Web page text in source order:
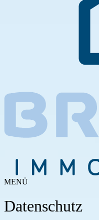
MENÜ
Datenschutz